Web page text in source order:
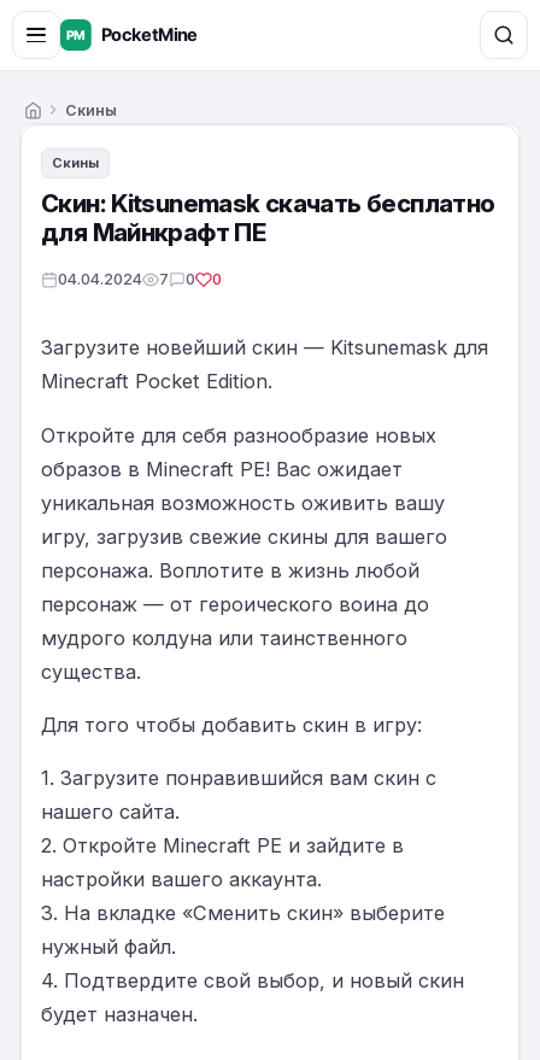
ГлавнаяСкины
Скины
Скин: Kitsunemask скачать бесплатно
для Майнкрафт ПЕ
04.04.2024 7 0 0
Загрузите новейший скин — Kitsunemask для
Minecraft Pocket Edition.
Откройте для себя разнообразие новых
образов в Minecraft PE! Вас ожидает
уникальная возможность оживить вашу
игру, загрузив свежие скины для вашего
персонажа. Воплотите в жизнь любой
персонаж — от героического воина до
мудрого колдуна или таинственного
существа.
Для того чтобы добавить скин в игру:
1. Загрузите понравившийся вам скин с
нашего сайта.
2. Откройте Minecraft PE и зайдите в
настройки вашего аккаунта.
3. На вкладке «Сменить скин» выберите
нужный файл.
4. Подтвердите свой выбор, и новый скин
будет назначен.